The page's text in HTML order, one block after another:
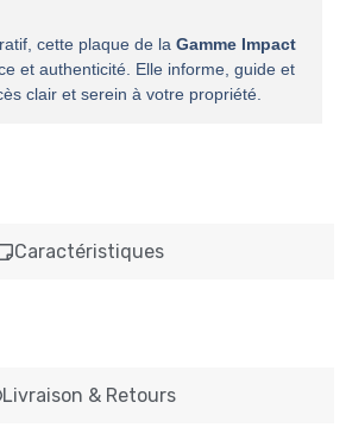
Caractéristiques
Livraison & Retours
cette plaque de la Gamme Impact
et authenticité. Elle informe, guide et
clair et serein à votre propriété.